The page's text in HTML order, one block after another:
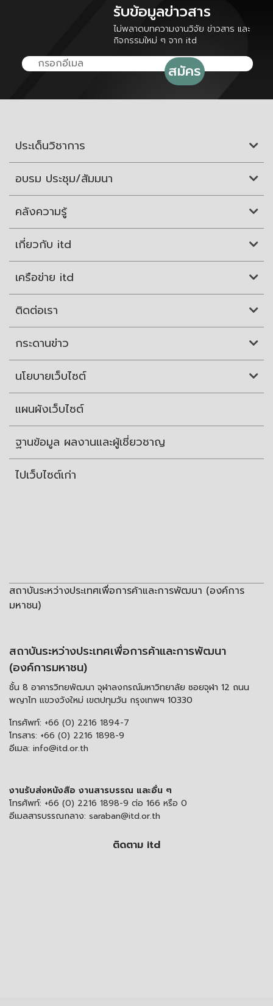
รับข้อมูลข่าวสาร
ไม่พลาดบทความงานวิจัย ข่าวสาร และ
กิจกรรมใหม่ ๆ จาก itd
ประเด็นวิชาการ
อบรม ประชุม/สัมมนา
คลังความรู้
เกี่ยวกับ itd
เครือข่าย itd
ติดต่อเรา
กระดานข่าว
นโยบายเว็บไซต์
แผนผังเว็บไซต์
ฐานข้อมูล ผลงานและผู้เชี่ยวชาญ
ไปเว็บไซต์เก่า
สถาบันระหว่างประเทศเพื่อการค้าและการพัฒนา (องค์การ
มหาชน)
สถาบันระหว่างประเทศเพื่อการค้าและการพัฒนา
(องค์การมหาชน)
ชั้น 8 อาคารวิทยพัฒนา จุฬาลงกรณ์มหาวิทยาลัย ซอยจุฬา 12 ถนน
พญาไท แขวงวังใหม่ เขตปทุมวัน กรุงเทพฯ 10330
โทรศัพท์: +66 (0) 2216 1894-7
โทรสาร: +66 (0) 2216 1898-9
อีเมล: info@itd.or.th
งานรับส่งหนังสือ งานสารบรรณ และอื่น ๆ
โทรศัพท์: +66 (0) 2216 1898-9 ต่อ 166 หรือ 0
อีเมลสารบรรณกลาง: saraban@itd.or.th
ติดตาม itd